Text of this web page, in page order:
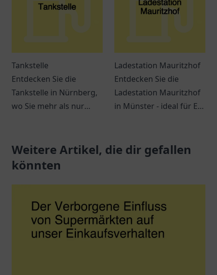
Tankstelle
Entdecken Sie die
Tankstelle in Nürnberg,
wo Sie mehr als nur
Dienstleistungen
erwarten Sie.
Ladestation Mauritzhof
Entdecken Sie die
Ladestation Mauritzhof
in Münster - ideal für E-
Umgebung!
Weitere Artikel, die dir gefallen
könnten